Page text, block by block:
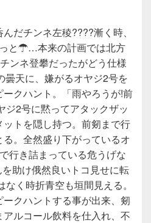
だチンネ左稜????漸く時、
と☂…本来の計画では北方
ンネ登攀だったがどう仕様
曇天に、嫌がるオヤジ2号を
クハント。「雨やろうが!前
ジ2号に黙ってアタックザッ
トを隠し持つ。前剱まで行
。全然盛り下がっているオ
行き詰まっている危うげな
助け俄然良いトコ見せに転
く時折青空も垣間見える。
クハントする事が出来、剱
ルコール飲料を仕入れ、不